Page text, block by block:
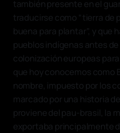
también presente en el
traducirse como “tierra de
buena para plantar”, y que
pueblos indígenas antes de
colonización europeas
que hoy conocemos como
nombre, impuesto por los
marcado por una historia
proviene del pau-brasil, la
exportaba principalmente